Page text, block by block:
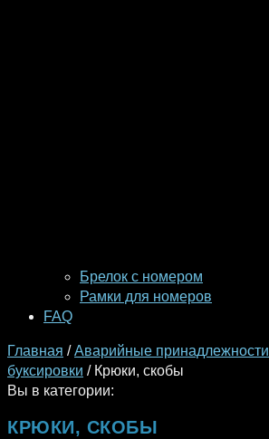
Брелок с номером
Рамки для номеров
FAQ
Главная /Аварийные принадлежности
буксировки / Крюки, скобы
Вы в категории:
КРЮКИ, СКОБЫ